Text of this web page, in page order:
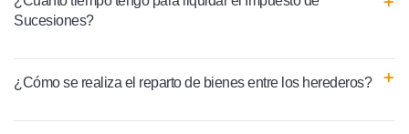
Sucesiones?
¿Cómo se realiza el reparto de bienes entre los herederos?